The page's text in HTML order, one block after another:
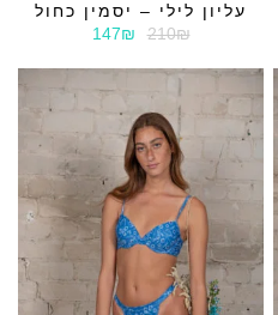
עליון לילי – יסמין כחול
210₪
147₪